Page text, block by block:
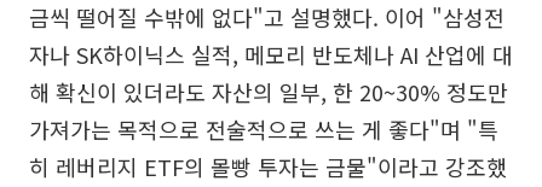
금씩 떨어질 수밖에 없다"고 설명했다. 이어 "삼성전
자나 SK하이닉스 실적, 메모리 반도체나 AI 산업에 대
해 확신이 있더라도 자산의 일부, 한 20~30% 정도만
가져가는 목적으로 전술적으로 쓰는 게 좋다"며 "특
히 레버리지 ETF의 몰빵 투자는 금물"이라고 강조했